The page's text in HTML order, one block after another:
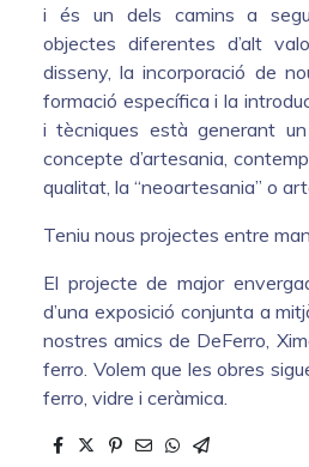
i és un dels camins a
objectes diferentes d’alt
disseny, la incorporació de
formació específica i la
i tècniques està generant
concepte d’artesania,
qualitat, la “neoartesania” o
Teniu nous projectes entre
El projecte de major
d’una exposició conjunta a
nostres amics de DeFerro,
ferro. Volem que les obres
ferro, vidre i ceràmica.